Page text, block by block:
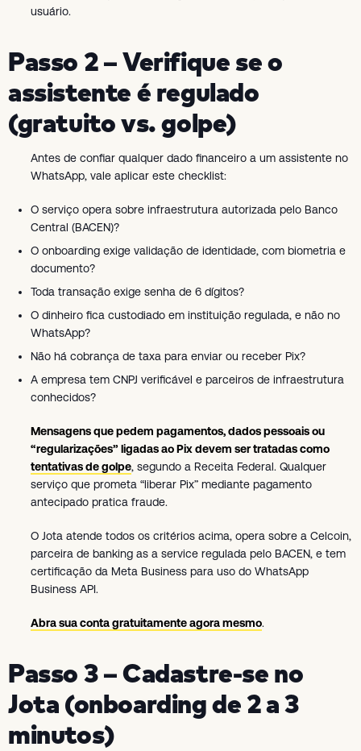
usuário.
Passo 2 – Verifique se o
assistente é regulado
(gratuito vs. golpe)
Antes de confiar qualquer dado financeiro a um assistente no
WhatsApp, vale aplicar este checklist:
O serviço opera sobre infraestrutura autorizada pelo Banco
Central (BACEN)?
O onboarding exige validação de identidade, com biometria e
documento?
Toda transação exige senha de 6 dígitos?
O dinheiro fica custodiado em instituição regulada, e não no
WhatsApp?
Não há cobrança de taxa para enviar ou receber Pix?
A empresa tem CNPJ verificável e parceiros de infraestrutura
conhecidos?
Mensagens que pedem pagamentos, dados pessoais ou
“regularizações” ligadas ao Pix devem ser tratadas como
tentativas de golpe, segundo a Receita Federal. Qualquer
serviço que prometa “liberar Pix” mediante pagamento
antecipado pratica fraude.
O Jota atende todos os critérios acima, opera sobre a Celcoin,
parceira de banking as a service regulada pelo BACEN, e tem
certificação da Meta Business para uso do WhatsApp
Business API.
Abra sua conta gratuitamente agora mesmo.
Passo 3 – Cadastre-se no
Jota (onboarding de 2 a 3
minutos)